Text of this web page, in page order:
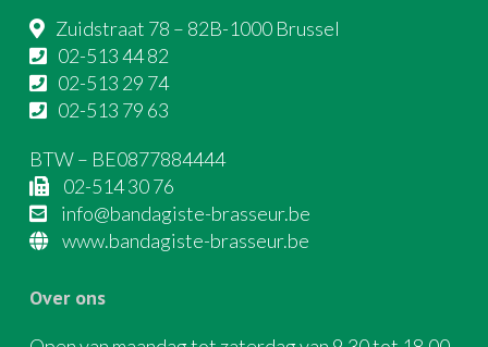
Zuidstraat 78 – 82B-1000 Brussel
02-513 44 82
02-513 29 74
02-513 79 63
BTW – BE0877884444
02-514 30 76
info@bandagiste-brasseur.be
www.bandagiste-brasseur.be
Over ons